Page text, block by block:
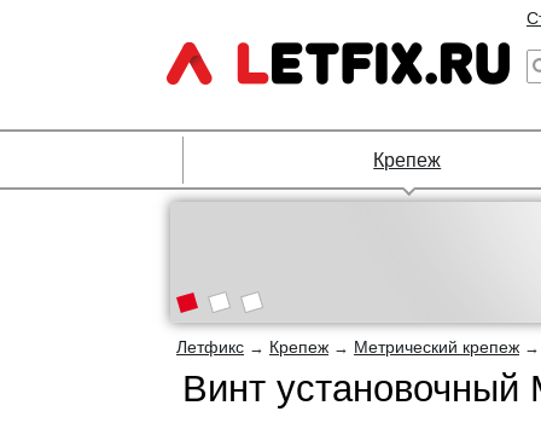
Крепеж
Летфикс → Крепеж → Метрический крепеж
Винт